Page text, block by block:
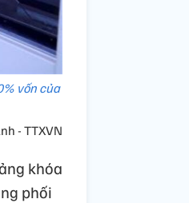
vốn của
- TTXVN
khóa
phối